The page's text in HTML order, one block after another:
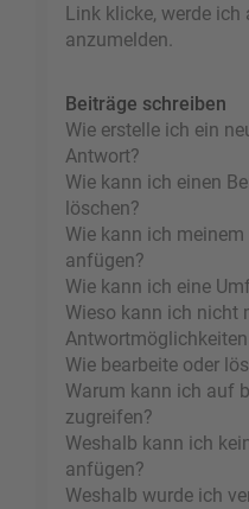
Link klicke, werde
anzumelden.
Beiträge schreiben
Wie erstelle ich ein
Antwort?
Wie kann ich einen
löschen?
Wie kann ich
anfügen?
Wie kann ich eine
Wieso kann ich nicht
Wie bearbeite oder
Warum kann ich auf
zugreifen?
Weshalb kann ich
anfügen?
Weshalb wurde ich